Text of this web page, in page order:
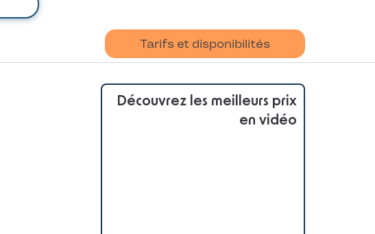
Tarifs et disponibilités
Découvrez les meilleurs prix
en vidéo